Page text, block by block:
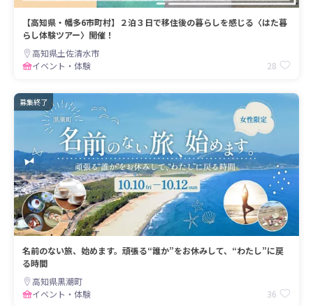
【高知県・幡多6市町村】２泊３日で移住後の暮らしを感じる〈はた暮
らし体験ツアー〉開催！
高知県土佐清水市
イベント・体験
28
募集終了
名前のない旅、始めます。頑張る“誰か”をお休みして、“わたし”に戻
る時間
高知県黒潮町
イベント・体験
36